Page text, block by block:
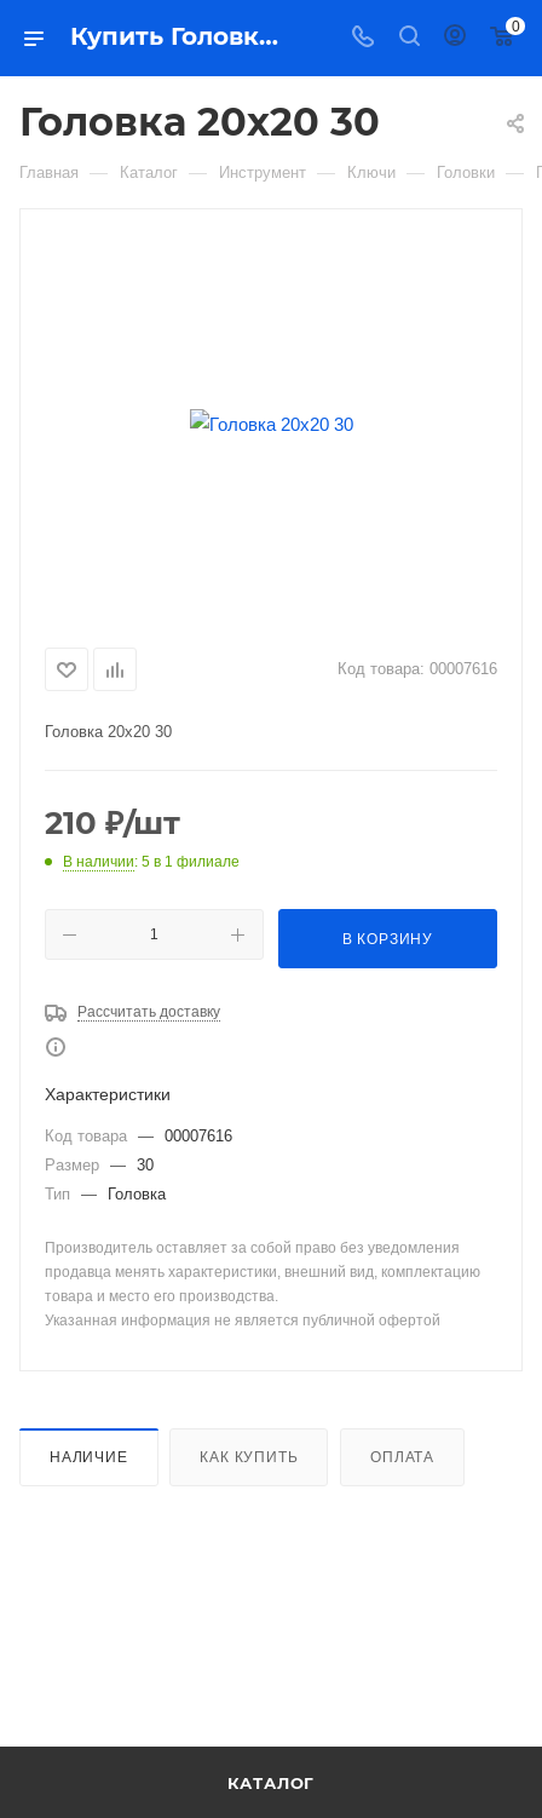
Купить Головка 20х20 30 в Якутске — цена, характеристики, подбор | Востоктехторг 0
Головка 20х20 30
Главная — Каталог — Инструмент — Ключи — Головки —
Код товара: 00007616
Головка 20х20 30
210 ₽/шт
В наличии: 5 в 1 филиале
В КОРЗИНУ
Рассчитать доставку
Характеристики
Код товара — 00007616
Размер — 30
Тип
— Головка
Производитель оставляет за собой право без уведомления
продавца менять характеристики, внешний вид, комплектацию
товара и место его производства.
Указанная информация не является публичной офертой
НАЛИЧИЕ КАК КУПИТЬ ОПЛАТА
КАТАЛОГ